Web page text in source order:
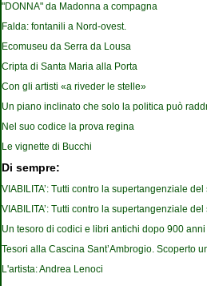
"DONNA" da Madonna a compagna
Falda: fontanili a Nord-ovest.
Ecomuseu da Serra da Lousa
Cripta di Santa Maria alla Porta
Con gli artisti «a riveder le stelle»
Un piano inclinato che solo la politica può
Nel suo codice la prova regina
Le vignette di Bucchi
Di sempre:
VIABILITA’: Tutti contro la supertangenziale
VIABILITA’: Tutti contro la supertangenziale
Un tesoro di codici e libri antichi dopo 900 anni
Tesori alla Cascina Sant’Ambrogio. Scoperto
L'artista: Andrea Lenoci